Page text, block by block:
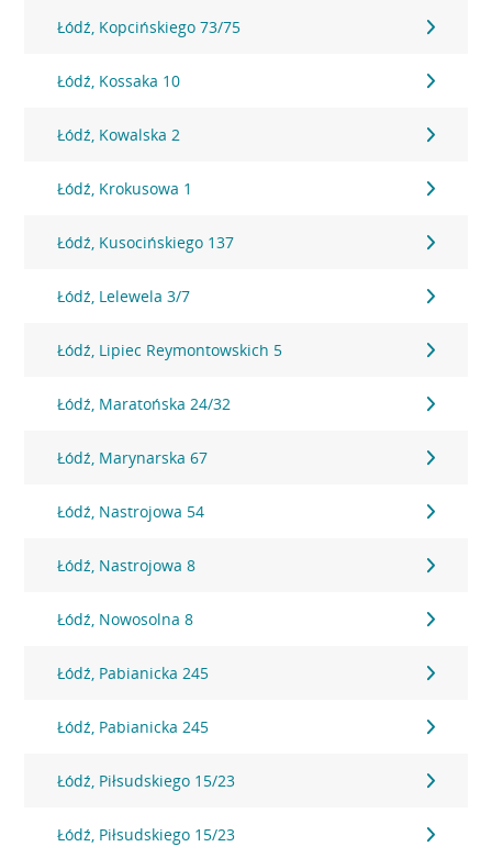
Łódź, Kopcińskiego 73/75
Łódź, Kossaka 10
Łódź, Kowalska 2
Łódź, Krokusowa 1
Łódź, Kusocińskiego 137
Łódź, Lelewela 3/7
Łódź, Lipiec Reymontowskich 5
Łódź, Maratońska 24/32
Łódź, Marynarska 67
Łódź, Nastrojowa 54
Łódź, Nastrojowa 8
Łódź, Nowosolna 8
Łódź, Pabianicka 245
Łódź, Pabianicka 245
Łódź, Piłsudskiego 15/23
Łódź, Piłsudskiego 15/23